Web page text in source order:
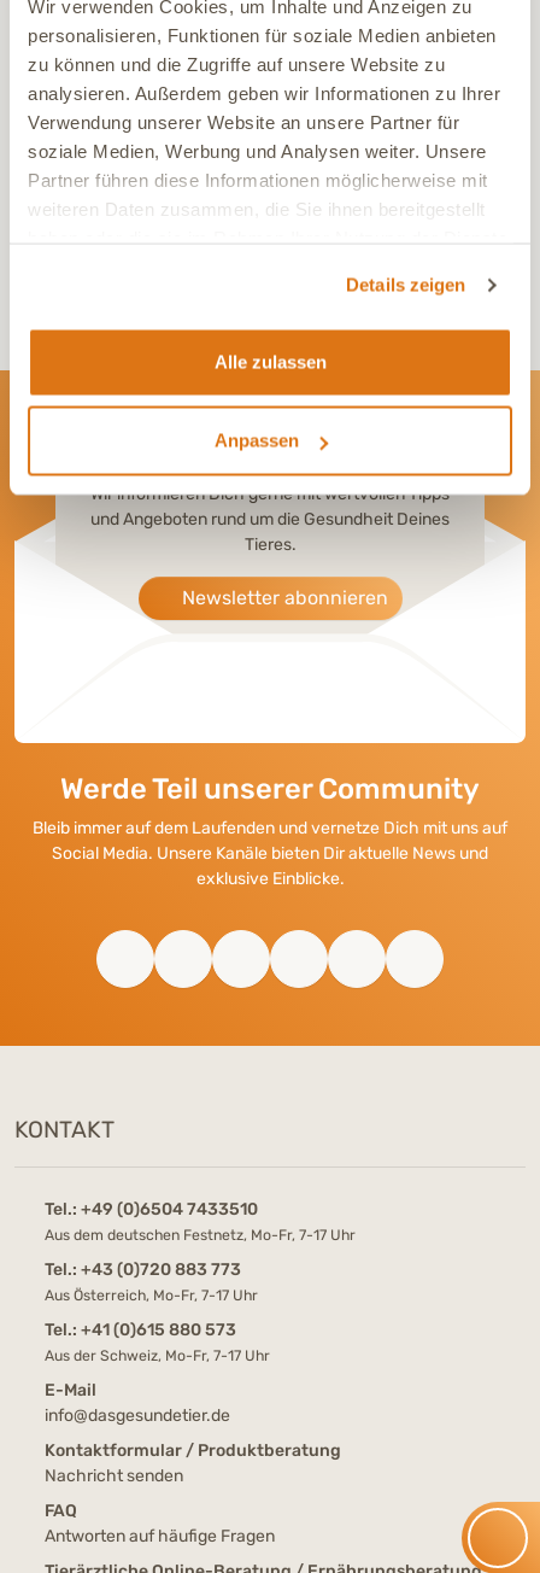
Wir verwenden Cookies, um Inhalte und Anzeigen zu
personalisieren, Funktionen für soziale Medien anbieten
zu können und die Zugriffe auf unsere Website zu
analysieren. Außerdem geben wir Informationen zu Ihrer
Verwendung unserer Website an unsere Partner für
soziale Medien, Werbung und Analysen weiter. Unsere
Partner führen diese Informationen möglicherweise mit
weiteren Daten zusammen, die Sie ihnen bereitgestellt
Details zeigen
Alle zulassen
Anpassen
Haftungsausschluss / Disclaimer: Die Inhalte unserer DGT ACADEMY
dienen ausschließlich zu Informations- und Lernzwecken im Bereich
Tiergesundheit. Sie ersetzennicht die individuelle Beratung,
Diagnose oder Behandlung durch eine:n Tierärzt:inoder andere
qualifizierte Fachpersonen. Bitte zieht im Zweifel immer eine:n
Tierärzt:in hinzu, besonders bei akuten Beschwerden, Unsicherheiten
oder Notfällen. Wir übernehmenkeine Haftung für Schäden oder
Newsletter
Wir informieren Dich gerne mit wertvollen Tipps
und Angeboten rund um die Gesundheit Deines
Tieres.
Newsletter abonnieren
Werde Teil unserer Community
Bleib immer auf dem Laufenden und vernetze Dich mit uns auf
Social Media. Unsere Kanäle bieten Dir aktuelle News und
exklusive Einblicke.
KONTAKT
Tel.: +49 (0)6504 7433510
Aus dem deutschen Festnetz, Mo-Fr, 7-17 Uhr
Tel.: +43 (0)720 883 773
Aus Österreich, Mo-Fr, 7-17 Uhr
Tel.: +41 (0)615 880 573
Aus der Schweiz, Mo-Fr, 7-17 Uhr
E-Mail
info@dasgesundetier.de
Kontaktformular / Produktberatung
Nachricht senden
FAQ
Antworten auf häufige Fragen